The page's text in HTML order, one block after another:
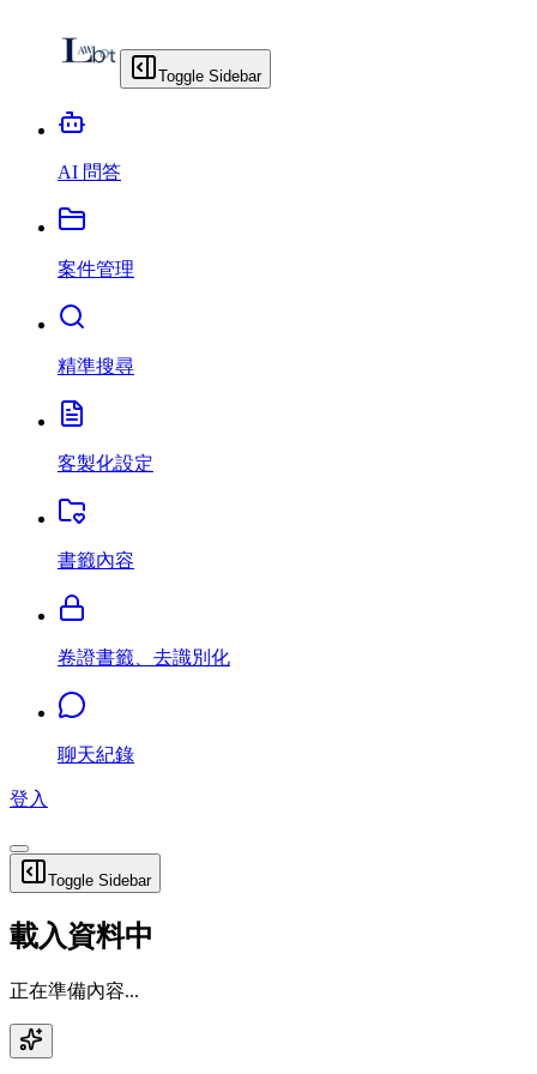
Toggle Sidebar
AI 問答
案件管理
精準搜尋
客製化設定
書籤內容
卷證書籤、去識別化
聊天紀錄
登入
Toggle Sidebar
載入資料中
正在準備內容...